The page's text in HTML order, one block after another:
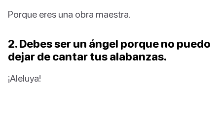
Porque eres una obra maestra.
2. Debes ser un ángel porque no puedo
dejar de cantar tus alabanzas.
¡Aleluya!